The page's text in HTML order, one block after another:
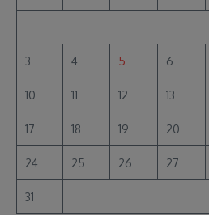
3 4 5 6
10 11 12 13
17 18 19 20
24 25 26 27
31